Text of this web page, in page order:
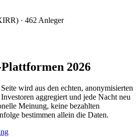
· 462 Anleger
2026
wird aus den echten, anonymisierten
aggregiert und jede Nacht neu
Meinung, keine bezahlten
bestimmen allein die Daten.